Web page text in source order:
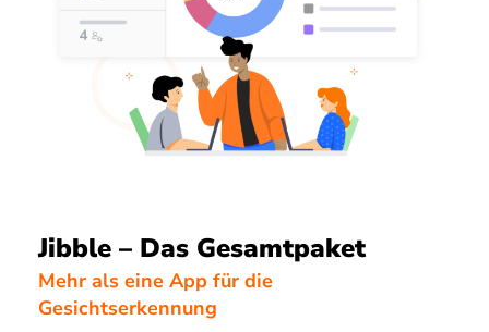
Jibble – Das Gesamtpaket
Mehr als eine App für die
Gesichtserkennung